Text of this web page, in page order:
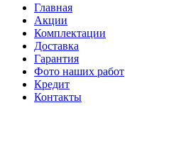
Главная
Акции
Комплектации
Доставка
Гарантия
Фото наших работ
Кредит
Контакты